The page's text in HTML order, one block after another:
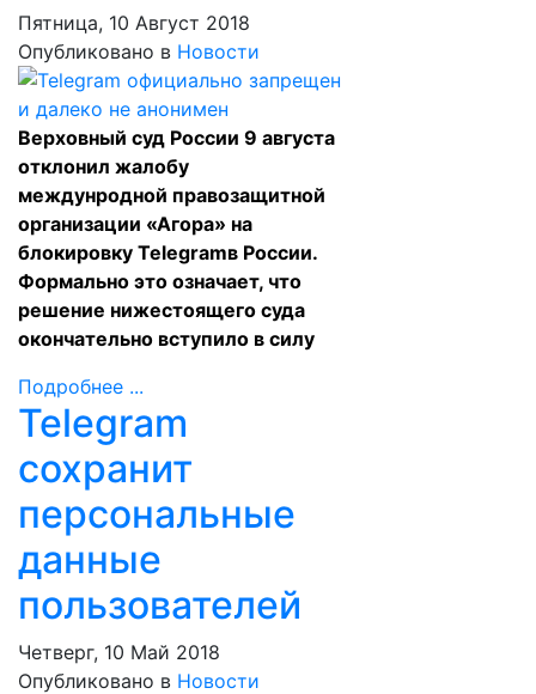
Пятница, 10 Август 2018
Опубликовано в Новости
Верховный суд России 9 августа
отклонил жалобу
междунродной правозащитной
организации «Агора» на
блокировку Telegramв России.
Формально это означает, что
решение нижестоящего суда
окончательно вступило в силу
Подробнее ...
Telegram
сохранит
персональные
данные
пользователей
Четверг, 10 Май 2018
Опубликовано в Новости